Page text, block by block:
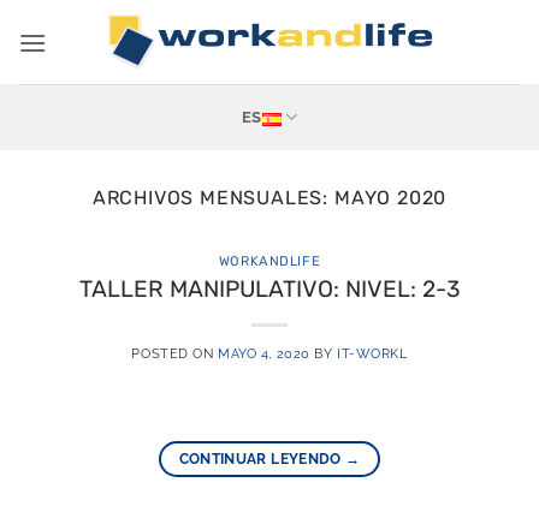
ES
ARCHIVOS MENSUALES: MAYO 2020
WORKANDLIFE
TALLER MANIPULATIVO: NIVEL: 2-3
POSTED ON MAYO 4, 2020 BY IT-WORKL
CONTINUAR LEYENDO →